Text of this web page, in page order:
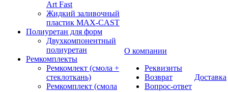
Art Fast
Жидкий заливочный
пластик MAX-CAST
Полиуретан для форм
Двухкомпонентный
полиуретан
Ремкомплекты
Ремкомлект (смола +
стеклоткань)
Ремкомплект (смола
О компании
Реквизиты
Возврат
Вопрос-ответ
Доставка